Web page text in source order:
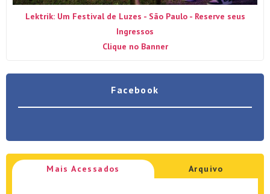
Lektrik: Um Festival de Luzes - São Paulo - Reserve seus
Ingressos
Clique no Banner
Facebook
Mais Acessados Arquivo